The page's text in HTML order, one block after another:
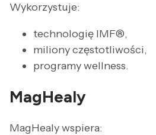
Wykorzystuje:
technologię IMF®,
miliony częstotliwości,
programy wellness.
MagHealy
MagHealy wspiera: